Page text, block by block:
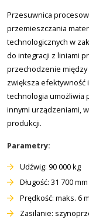
Przesuwnica
przemieszczania
technologicznych w
do integracji z liniami
przechodzenie
zwiększa efektywność
technologia umożliwia
innymi urządzeniami,
produkcji.
Parametry:
Udźwig: 90 000 kg
Długość: 31 700 mm
Prędkość: maks. 6
Zasilanie: